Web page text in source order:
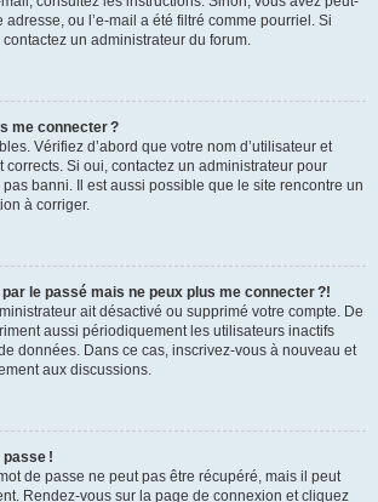
ou l’e-mail a été filtré comme pourriel. Si
contactez un administrateur du forum.
me connecter ?
Vérifiez d’abord que votre nom d’utilisateur et
corrects. Si oui, contactez un administrateur pour
pas banni. Il est aussi possible que le site rencontre un
à corriger.
le passé mais ne peux plus me connecter ?!
ait désactivé ou supprimé votre compte. De
aussi périodiquement les utilisateurs inactifs
données. Dans ce cas, inscrivez-vous à nouveau et
aux discussions.
passe !
de passe ne peut pas être récupéré, mais il peut
Rendez-vous sur la page de connexion et cliquez